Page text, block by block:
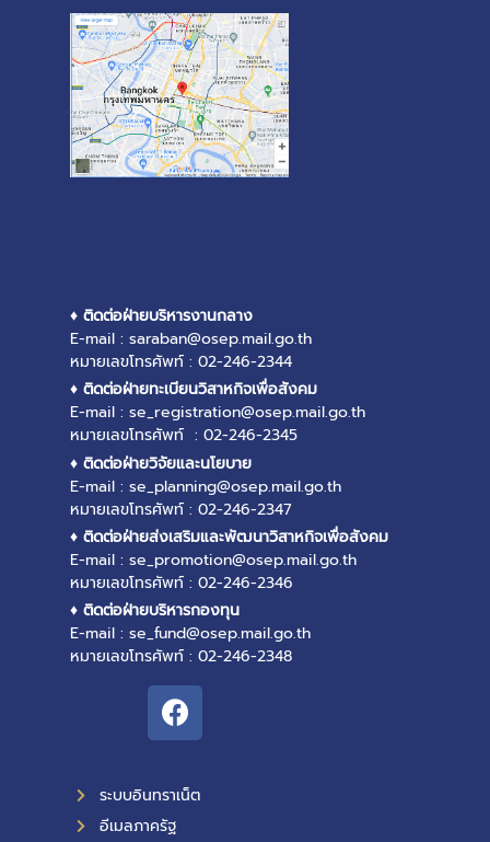
♦ ติดต่อฝ่ายบริหารงานกลาง
E-mail : saraban@osep.mail.go.th
หมายเลขโทรศัพท์ : 02-246-2344
♦ ติดต่อฝ่ายทะเบียนวิสาหกิจเพื่อสังคม
E-mail : se_registration@osep.mail.go.th
หมายเลขโทรศัพท์ : 02-246-2345
♦ ติดต่อฝ่ายวิจัยและนโยบาย
E-mail : se_planning@osep.mail.go.th
หมายเลขโทรศัพท์ : 02-246-2347
♦ ติดต่อฝ่ายส่งเสริมและพัฒนาวิสาหกิจเพื่อสังคม
E-mail : se_promotion@osep.mail.go.th
หมายเลขโทรศัพท์ : 02-246-2346
♦ ติดต่อฝ่ายบริหารกองทุน
E-mail : se_fund@osep.mail.go.th
หมายเลขโทรศัพท์ : 02-246-2348
ระบบอินทราเน็ต
อีเมลภาครัฐ